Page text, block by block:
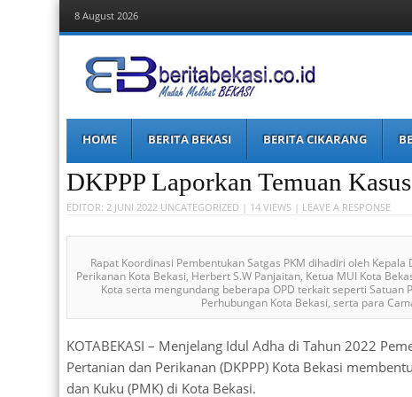
8 August 2026
Berita Bekasi
Mudah Melihat Bekasi
Menu
content
HOME BERITA BEKASI BERITA CIKARANG
DKPPP Laporkan Temuan
EDITOR: 2 JUNI 2022 UNCATEGORIZED | 14 VIEWS | LEAVE A RESPONSE
Rapat Koordinasi Pembentukan Satgas PKM dihadiri oleh
Perikanan Kota Bekasi, Herbert S.W Panjaitan, Ketua MUI Kota
Kota serta mengundang beberapa OPD terkait seperti Satuan
Perhubungan Kota Bekasi, serta para
KOTABEKASI – Menjelang Idul Adha di Tahun 2022
Pertanian dan Perikanan (DKPPP) Kota Bekasi
dan Kuku (PMK) di Kota Bekasi.